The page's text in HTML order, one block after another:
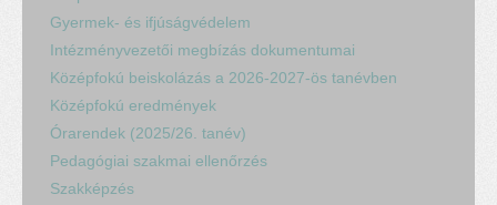
Gyermek- és ifjúságvédelem
Intézményvezetői megbízás dokumentumai
Középfokú beiskolázás a 2026-2027-ös tanévben
Középfokú eredmények
Órarendek (2025/26. tanév)
Pedagógiai szakmai ellenőrzés
Szakképzés